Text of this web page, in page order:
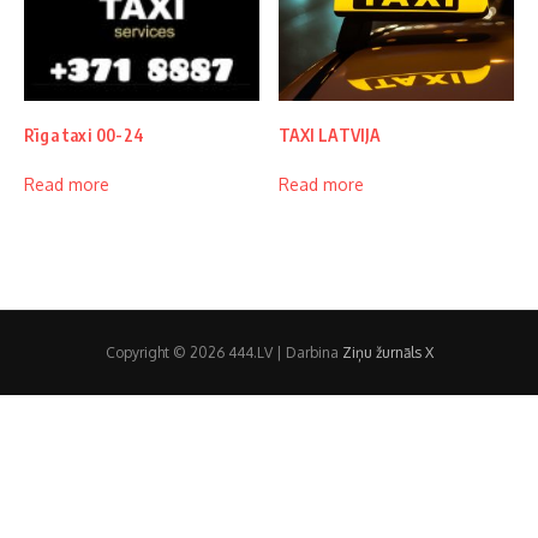
Rīga taxi 00-24
Read more
TAXI LATVIJA
Read more
Copyright © 2026 444.LV | Darbina Ziņu žurnāls X